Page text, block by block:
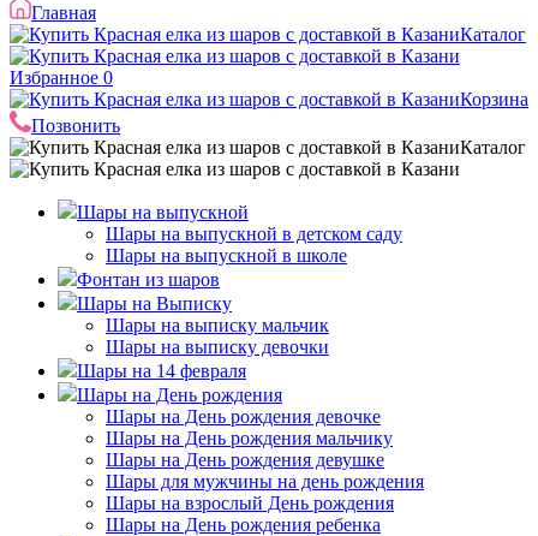
Главная
Каталог
Избранное 0
Корзина
Позвонить
Каталог
Шары на выпускной
Шары на выпускной в детском саду
Шары на выпускной в школе
Фонтан из шаров
Шары на Выписку
Шары на выписку мальчик
Шары на выписку девочки
Шары на 14 февраля
Шары на День рождения
Шары на День рождения девочке
Шары на День рождения мальчику
Шары на День рождения девушке
Шары для мужчины на день рождения
Шары на взрослый День рождения
Шары на День рождения ребенка